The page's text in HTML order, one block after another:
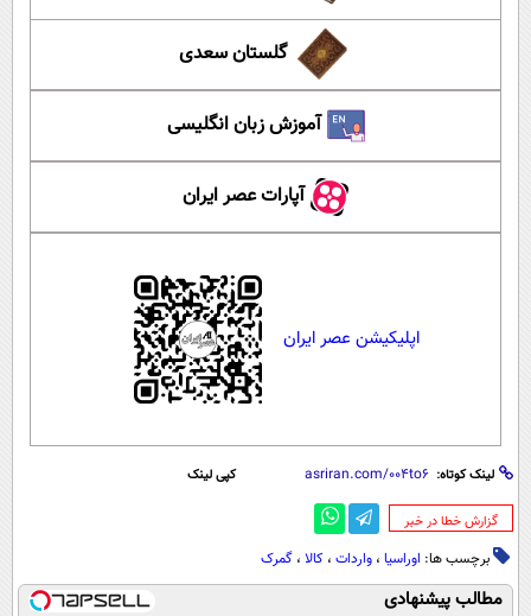
گلستان سعدی
آموزش زبان انگلیسی
آپارات عصر ایران
اپلیکیشن عصر ایران
لینک کوتاه: کپی لینک
‌گزارش خطا در خبر
برچسب ها: اوراسیا ، واردات ، کالا ، گمرک
مطالب پیشنهادی